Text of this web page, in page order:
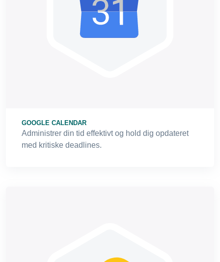
GOOGLE CALENDAR
Administrer din tid effektivt og hold dig opdateret
med kritiske deadlines.